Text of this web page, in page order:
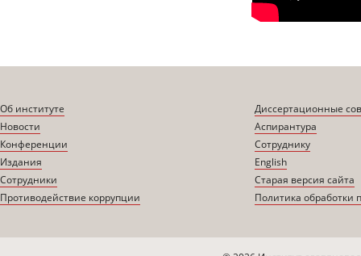
Об институте
Новости
Конференции
Издания
Сотрудники
Противодействие коррупции
Диссертационные
Аспирантура
Сотруднику
English
Старая версия сайта
Политика обработки